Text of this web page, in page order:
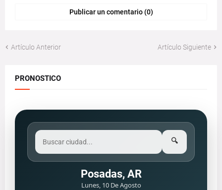
Publicar un comentario (0)
Artículo Anterior Artículo Siguiente
PRONOSTICO
🔍
Posadas, AR
Lunes, 10 De Agosto